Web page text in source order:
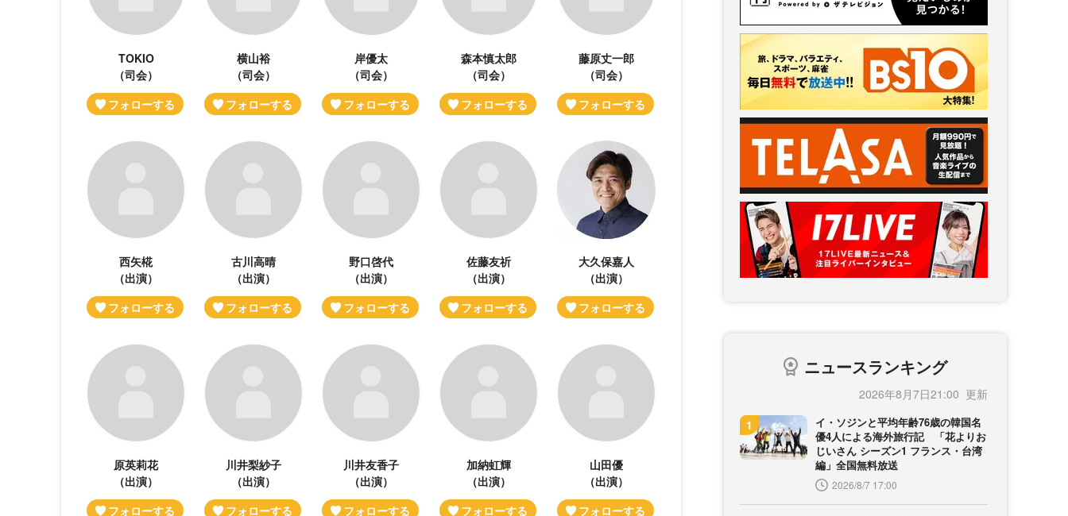
TOKIO
（司会）
横山裕
（司会）
岸優太
（司会）
森本慎太郎
（司会）
藤原丈一郎
（司会）
西矢椛
（出演）
古川高晴
（出演）
野口啓代
（出演）
佐藤友祈
（出演）
大久保嘉人
（出演）
原英莉花
（出演）
川井梨紗子
（出演）
川井友香子
（出演）
加納虹輝
（出演）
山田優
（出演）
ニュースランキング
2026年8月7日21:00
イ・ソジンと平均年齢76歳の韓国名
優4人による海外旅行記 「花よりお
じいさん シーズン1 フランス・台湾
編」全国無料放送
2026/8/7 17:00